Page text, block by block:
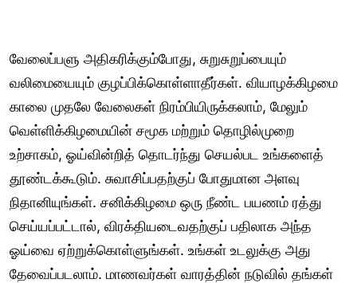
வேலைப்பளு அதிகரிக்கும்போது, சுறுசுறுப்பையும்
வலிமையையும் குழப்பிக்கொள்ளாதீர்கள். வியாழக்கிழமை
காலை முதலே வேலைகள் நிரம்பியிருக்கலாம், மேலும்
வெள்ளிக்கிழமையின் சமூக மற்றும் தொழில்முறை
உற்சாகம், ஓய்வின்றித் தொடர்ந்து செயல்பட உங்களைத்
தூண்டக்கூடும். சுவாசிப்பதற்குப் போதுமான அளவு
நிதானியுங்கள். சனிக்கிழமை ஒரு நீண்ட பயணம் ரத்து
செய்யப்பட்டால், விரக்தியடைவதற்குப் பதிலாக அந்த
ஓய்வை ஏற்றுக்கொள்ளுங்கள். உங்கள் உடலுக்கு அது
தேவைப்படலாம். மாணவர்கள் வாரத்தின் நடுவில் தங்கள்